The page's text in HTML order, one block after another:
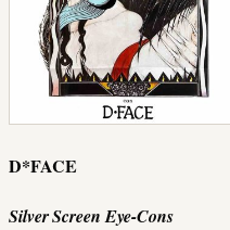
D*FACE
Silver Screen Eye-Cons